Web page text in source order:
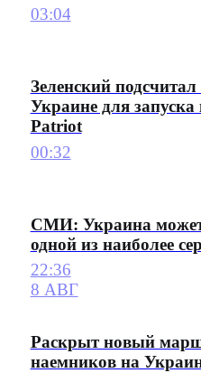
03:04
Зеленский
Украине для запуска
Patriot
00:32
СМИ: Украина может
одной из наиболее
22:36
8 АВГ
Раскрыт новый
наемников на